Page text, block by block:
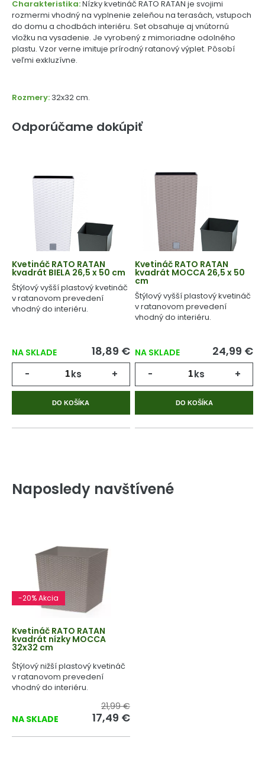
Charakteristika:Nízky kvetináč RATO RATAN je svojimi
rozmermi vhodný na vyplnenie zeleňou na terasách, vstupoch
do domu a chodbách interiéru. Set obsahuje aj vnútornú
vložku na vysadenie. Je vyrobený z mimoriadne odolného
plastu. Vzor verne imituje prírodný ratanový výplet. Pôsobí
veľmi exkluzívne.
Rozmery: 32x32 cm.
Odporúčame dokúpiť
Kvetináč RATO RATAN
kvadrát BIELA 26,5 x 50 cm
Štýlový vyšší plastový kvetináč
v ratanovom prevedení
vhodný do interiéru.
NA SKLADE 18,89 €
- ks +
DO KOŠÍKA
Kvetináč RATO RATAN
kvadrát MOCCA 26,5 x 50
cm
Štýlový vyšší plastový kvetináč
v ratanovom prevedení
vhodný do interiéru.
NA SKLADE 24,99 €
- ks +
DO KOŠÍKA
Naposledy navštívené
-20% Akcia
Kvetináč RATO RATAN
kvadrát nízky MOCCA
32x32 cm
Štýlový nižší plastový kvetináč
v ratanovom prevedení
vhodný do interiéru.
NA SKLADE
21,99 €
17,49 €